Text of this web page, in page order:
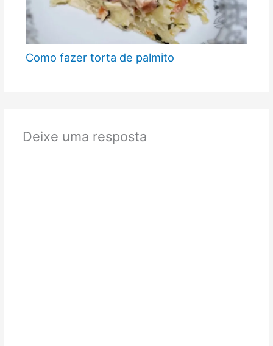
Como fazer torta de palmito
Deixe uma resposta